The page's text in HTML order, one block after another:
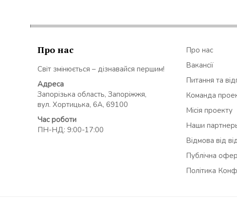
Про нас
Світ змінюється – дізнавайся першим!
Адреса
Запорізька область, Запоріжжя,
вул. Хортицька, 6А, 69100
Час роботи
ПН-НД: 9:00-17:00
Про нас
Вакансії
Питання та
Команда
Місія проекту
Наши
Відмова від
Публічна
Політика